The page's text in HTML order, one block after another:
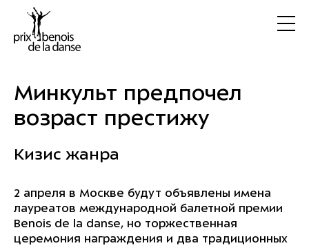
Минкульт предпочел
возраст престижу
Кизис жанра
2 апреля в Москве будут объявлены имена
лауреатов международной балетной премии
Benois de la danse, но торжественная
церемония награждения и два традиционных